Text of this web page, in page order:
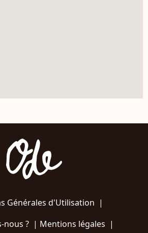
Générales d'Utilisation |
nous ?| Mentions légales |